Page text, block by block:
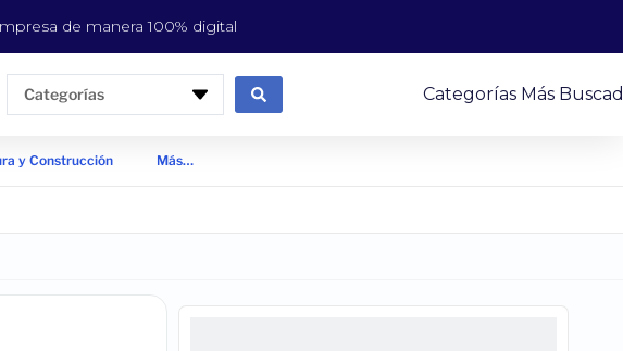
de manera 100% digital
Categorías Categorías Más
y Construcción Más…